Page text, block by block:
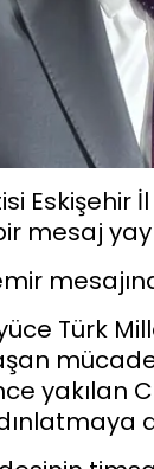
Eskişehir İl
mesaj
Türk
yakılan